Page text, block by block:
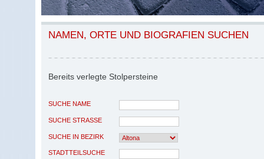
NAMEN, ORTE UND BIOGRAFIEN SUCHEN
Bereits verlegte Stolpersteine
SUCHE NAME
SUCHE STRASSE
SUCHE IN BEZIRK
STADTTEILSUCHE